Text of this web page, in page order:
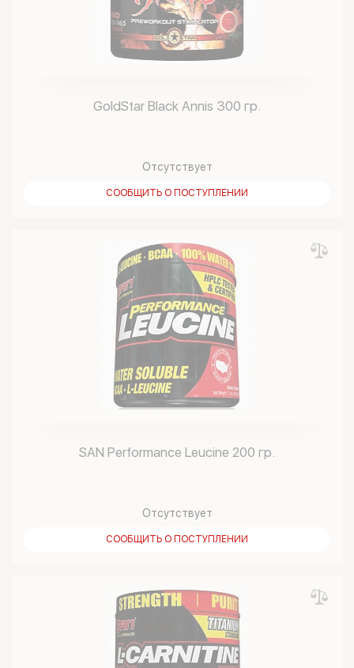
GoldStar Black Annis 300 гр.
Отсутствует
СООБЩИТЬ О ПОСТУПЛЕНИИ
SAN Performance Leucine 200 гр.
Отсутствует
СООБЩИТЬ О ПОСТУПЛЕНИИ